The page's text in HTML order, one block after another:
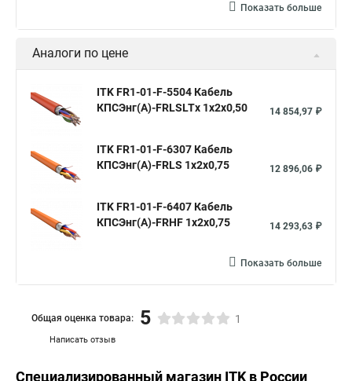
Показать больше
Аналоги по цене
ITK FR1-01-F-5504 Кабель
КПСЭнг(А)-FRLSLTх 1х2х0,50
14 854,97 ₽
ITK FR1-01-F-6307 Кабель
КПСЭнг(А)-FRLS 1х2х0,75
12 896,06 ₽
ITK FR1-01-F-6407 Кабель
КПСЭнг(А)-FRHF 1х2х0,75
14 293,63 ₽
Показать больше
Написать отзыв
Общая оценка товара: 5 1
Специализированный магазин ITKв России